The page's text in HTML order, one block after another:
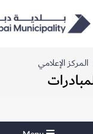
المركز الإعلامي